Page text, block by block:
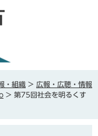
・組織 > 広報・広聴・情報
> 第75回社会を明るくす